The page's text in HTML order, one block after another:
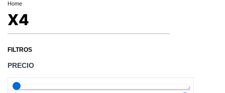
Home
X4
FILTROS
PRECIO